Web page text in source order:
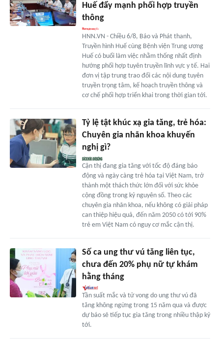
Huế đẩy mạnh phối hợp truyền
thông
HNN.VN - Chiều 6/8, Báo và Phát thanh,
Truyền hình Huế cùng Bệnh viện Trung ương
Huế có buổi làm việc nhằm thống nhất định
hướng phối hợp tuyên truyền lĩnh vực y tế. Hai
đơn vị tập trung trao đổi các nội dung tuyên
truyền trọng tâm, kế hoạch truyền thông và
cơ chế phối hợp triển khai trong thời gian tới.
Tỷ lệ tật khúc xạ gia tăng, trẻ hóa:
Chuyên gia nhãn khoa khuyến
nghị gì?
Cận thị đang gia tăng với tốc độ đáng báo
động và ngày càng trẻ hóa tại Việt Nam, trở
thành một thách thức lớn đối với sức khỏe
cộng đồng trong kỷ nguyên số. Theo các
chuyên gia nhãn khoa, nếu không có giải pháp
can thiệp hiệu quả, đến năm 2050 có tới 90%
trẻ em Việt Nam có nguy cơ mắc cận thị.
Số ca ung thư vú tăng liên tục,
chưa đến 20% phụ nữ tự khám
hằng tháng
Tần suất mắc và tử vong do ung thư vú đã
tăng không ngừng trong 15 năm qua và được
dự báo sẽ tiếp tục gia tăng trong nhiều thập kỷ
tới.